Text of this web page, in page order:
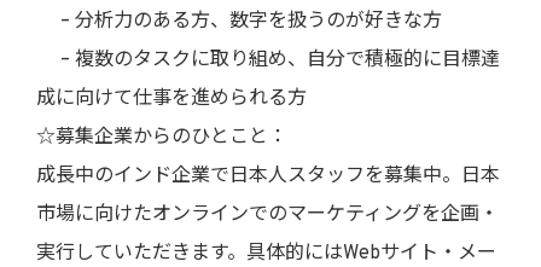
– 分析力のある方、数字を扱うのが好きな方
– 複数のタスクに取り組め、自分で積極的に目標達
成に向けて仕事を進められる方
☆募集企業からのひとこと：
成長中のインド企業で日本人スタッフを募集中。日本
市場に向けたオンラインでのマーケティングを企画・
実行していただきます。具体的にはWebサイト・メー